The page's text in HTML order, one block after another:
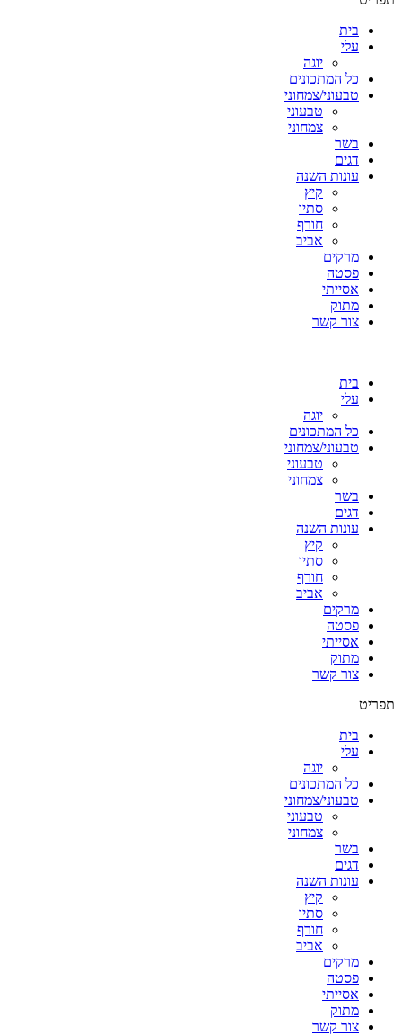
בית
עלי
יוגה
כל המתכונים
טבעוני/צמחוני
טבעוני
צמחוני
בשר
דגים
עונות השנה
קיץ
סתיו
חורף
אביב
מרקים
פסטה
אסייתי
מתוק
צור קשר
בית
עלי
יוגה
כל המתכונים
טבעוני/צמחוני
טבעוני
צמחוני
בשר
דגים
עונות השנה
קיץ
סתיו
חורף
אביב
מרקים
פסטה
אסייתי
מתוק
צור קשר
תפריט
בית
עלי
יוגה
כל המתכונים
טבעוני/צמחוני
טבעוני
צמחוני
בשר
דגים
עונות השנה
קיץ
סתיו
חורף
אביב
מרקים
פסטה
אסייתי
מתוק
צור קשר